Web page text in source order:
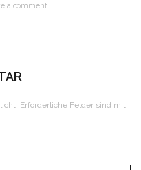
a comment
Erforderliche Felder sind mit